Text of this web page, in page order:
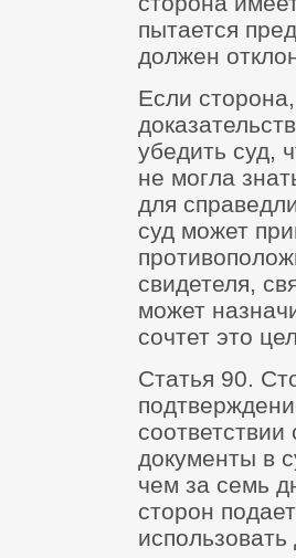
пытается
должен
Если
убедить суд,
не могла
для
суд может
свидетеля,
может
сочтет это
Статья 90.
документы в
чем за семь
сторон